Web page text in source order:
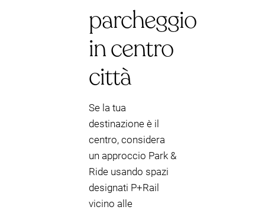
parcheggio
in centro
città
Se la tua
destinazione è il
centro, considera
un approccio Park &
Ride usando spazi
designati P+Rail
vicino alle